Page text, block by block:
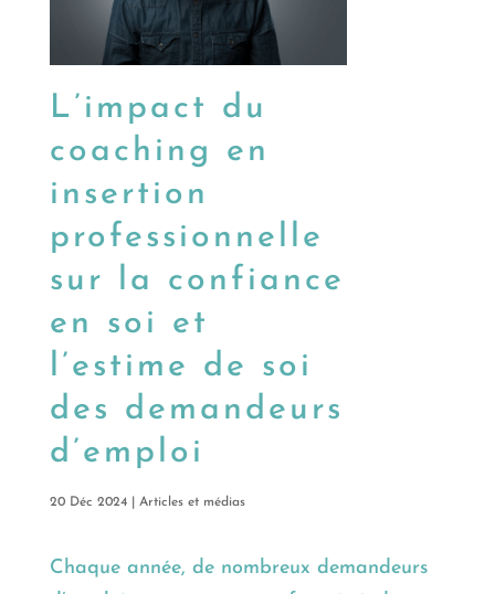
L’impact du
coaching en
insertion
professionnelle
sur la confiance
en soi et
l’estime de soi
des demandeurs
d’emploi
20 Déc 2024| Articles et médias
Chaque année, de nombreux demandeurs